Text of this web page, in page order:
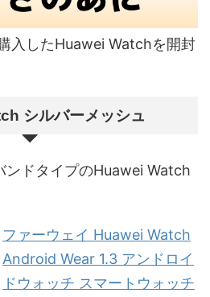
入したHuawei Watchを開封
シルバーメッシュ
ンドタイプのHuawei Watch
ファーウェイ Huawei Watch
Android Wear 1.3 アンドロイ
ドウォッチ スマートウォッチ